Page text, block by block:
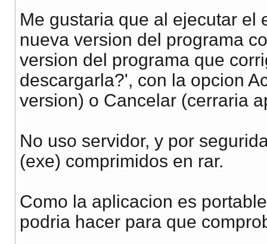
Me gustaria que al ejecutar el
nueva version del programa
version del programa que
descargarla?', con la opcion
version) o Cancelar (cerraria
No uso servidor, y por
(exe) comprimidos en rar.
Como la aplicacion es
podria hacer para que